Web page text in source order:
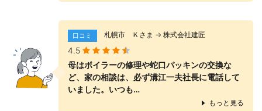
口コミ 札幌市 Ｋさま → 株式会社建匠
4.5
母はボイラーの修理や蛇口パッキンの交換な
ど、家の相談は、必ず溝江一夫社長に電話して
いました。いつも…
もっと見る